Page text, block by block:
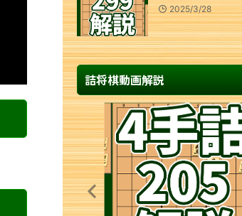
2025/3/28
詰将棋動画解説